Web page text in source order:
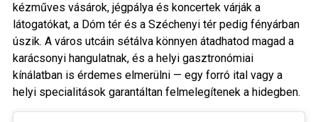
kézműves vásárok, jégpálya és koncertek várják a
látogatókat, a Dóm tér és a Széchenyi tér pedig fényárban
úszik. A város utcáin sétálva könnyen átadhatod magad a
karácsonyi hangulatnak, és a helyi gasztronómiai
kínálatban is érdemes elmerülni — egy forró ital vagy a
helyi specialitások garantáltan felmelegítenek a hidegben.